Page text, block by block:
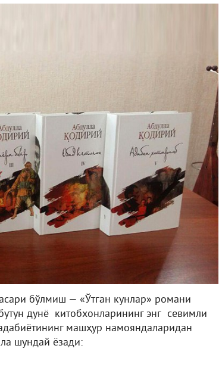
бўлмиш — «Ўтган кунлар» романи
дунё китобхонларининг энг севимли
машҳур намояндаларидан
шундай ёзади: